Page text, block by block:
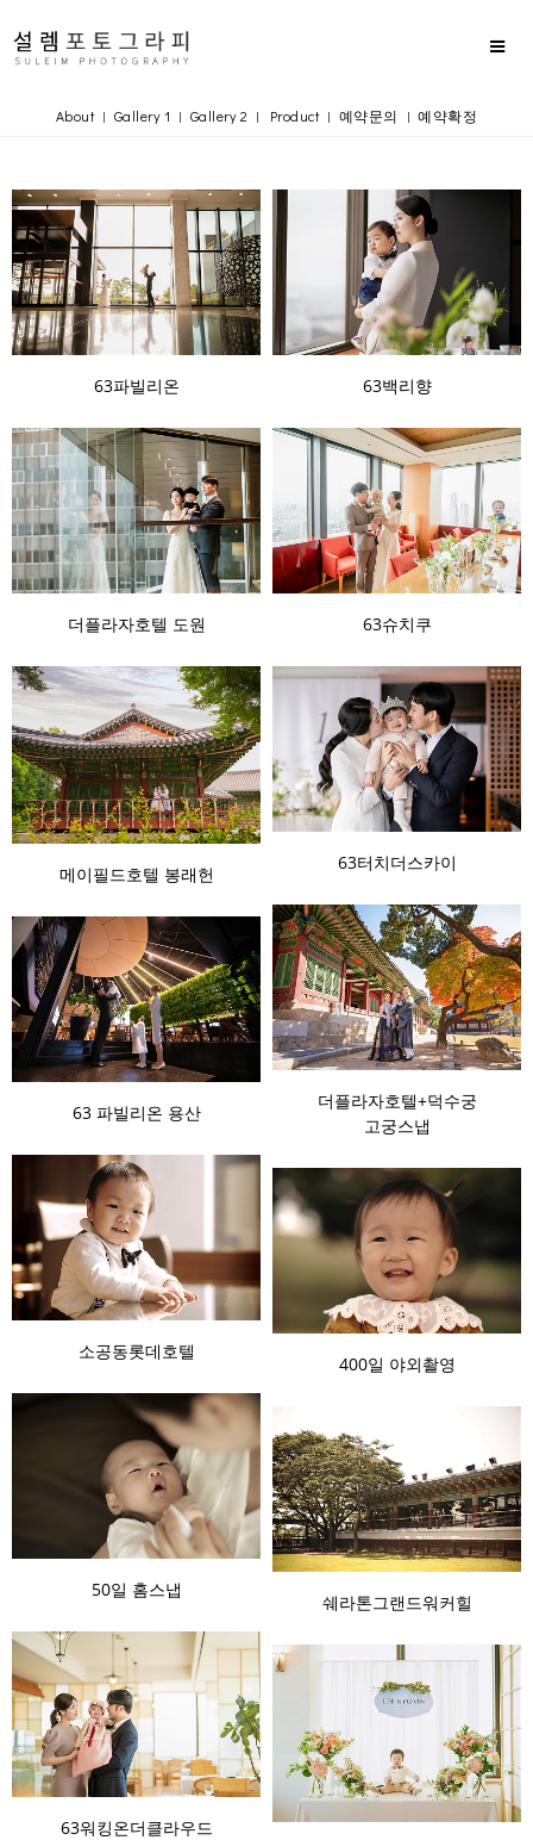
About | Gallery 1 | Gallery 2 | Product | 예약문의 | 예약확정
63파빌리온 63백리향
더플라자호텔 도원 63슈치쿠
메이필드호텔 봉래헌
63터치더스카이
더플라자호텔+덕수궁
고궁스냅
63 파빌리온 용산
소공동롯데호텔
400일 야외촬영
50일 홈스냅
쉐라톤그랜드워커힐
63워킹온더클라우드